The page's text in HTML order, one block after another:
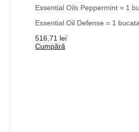
Essential Oils Peppermint = 1
Essential Oil Defense = 1
516,71 lei
Cumpără